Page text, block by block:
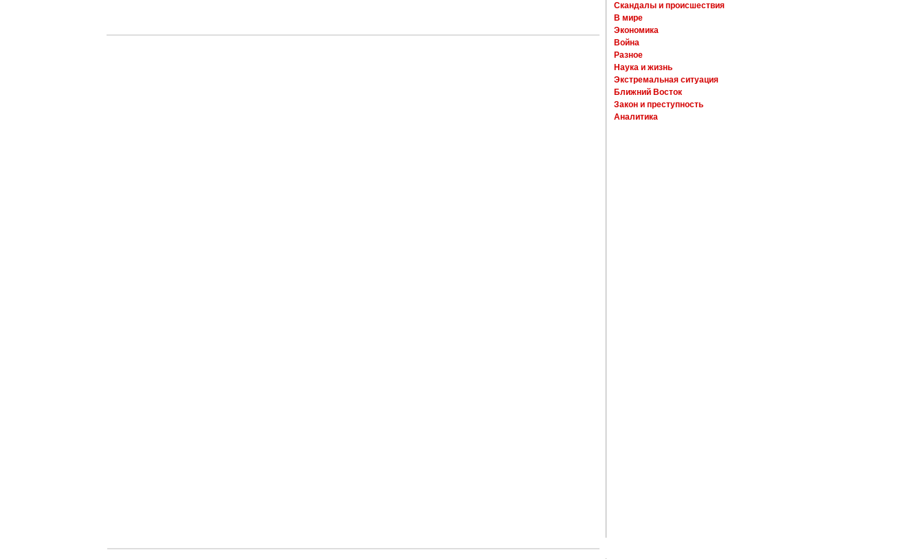
Скандалы и происшествия
В мире
Экономика
Война
Разное
Наука и жизнь
Экстремальная ситуация
Ближний Восток
Закон и преступность
Аналитика